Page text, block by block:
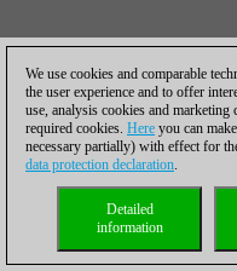
We use cookies and comparable
the user experience and to offer
use, analysis cookies and
required cookies. Here you can
necessary partially) with effect for
data protection declaration.
Detailed
information